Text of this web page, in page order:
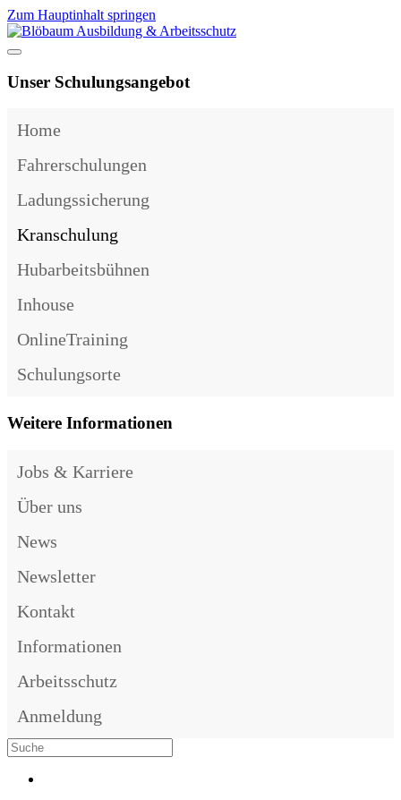
Zum Hauptinhalt springen
Unser Schulungsangebot
Home
Fahrerschulungen
Ladungssicherung
Kranschulung
Hubarbeitsbühnen
Inhouse
OnlineTraining
Schulungsorte
Weitere Informationen
Jobs & Karriere
Über uns
News
Newsletter
Kontakt
Informationen
Arbeitsschutz
Anmeldung